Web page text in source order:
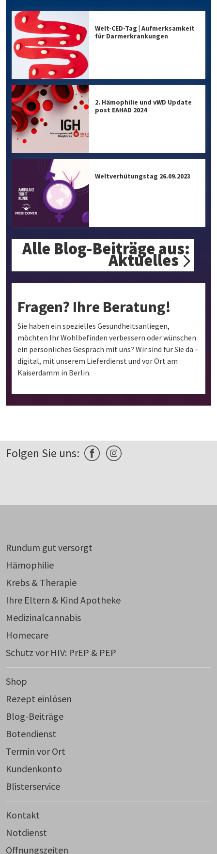
Welt-CED-Tag | Aufmerksamkeit
für Darmerkrankungen
2. Hämophilie und vWD Update
post EAHAD 2024
Weltverhütungstag 26.09.2023
Alle Blog-Beiträge aus:
Aktuelles
Fragen? Ihre Beratung!
Sie haben ein spezielles Gesundheitsanliegen,
möchten Ihr Wohlbefinden verbessern oder wünschen
ein persönliches Gespräch mit uns? Wir sind für Sie da –
digital, mit unserem Lieferdienst und vor Ort am
Kaiserdamm in Berlin.
Folgen Sie uns:
Rundum gut versorgt
Hämophilie
Krebs & Therapie
Ihre Eltern & Kind Apotheke
Medizinalcannabis
Homecare
Schutz vor HIV: PrEP & PEP
Shop
Rezept einlösen
Blog-Beiträge
Botendienst
Termin vor Ort
Kundenkonto
Blisterservice
Kontakt
Notdienst
Öffnungszeiten